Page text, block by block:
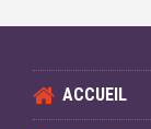
ACCUEIL